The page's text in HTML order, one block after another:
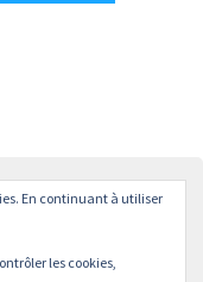
« L’enseignement
En continuant à utiliser
les cookies,